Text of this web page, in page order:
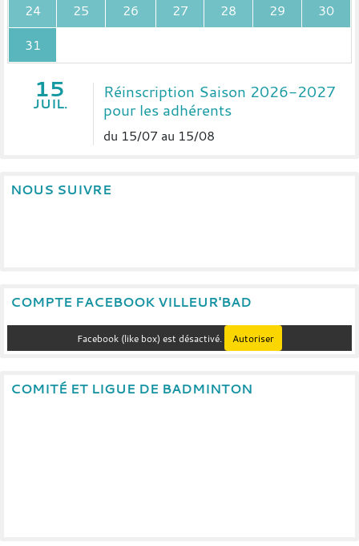
24
25 26 27 28 29
30
31
15
JUIL.
Réinscription Saison 2026-2027
pour les adhérents
du 15/07 au 15/08
NOUS SUIVRE
COMPTE FACEBOOK VILLEUR'BAD
Facebook (like box) est désactivé. Autoriser
COMITÉ ET LIGUE DE BADMINTON